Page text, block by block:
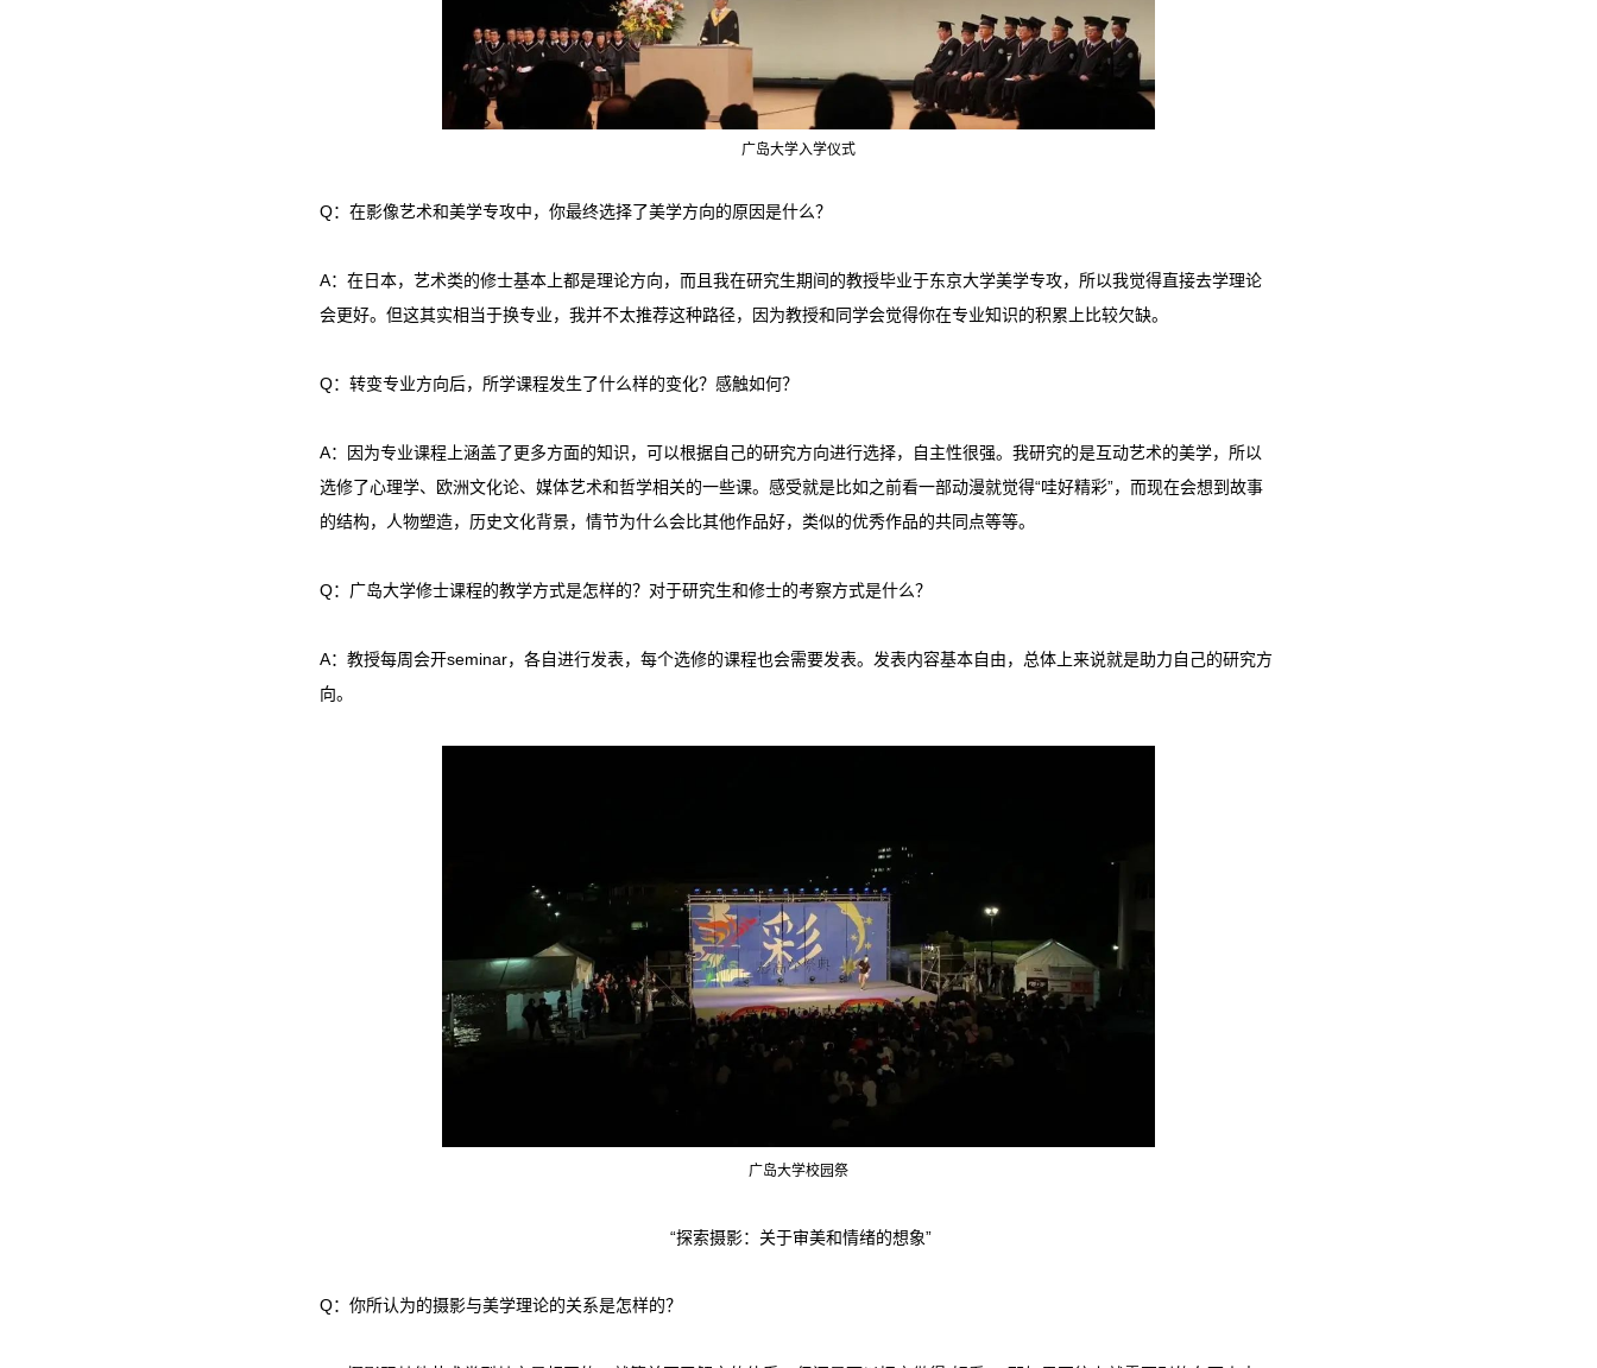
广岛大学入学仪式
Q：在影像艺术和美学专攻中，你最终选择了美学方向的原因是什么？
A：在日本，艺术类的修士基本上都是理论方向，而且我在研究生期间的教授毕业于东京大学美学专攻，所以我觉得直接去学理论
会更好。但这其实相当于换专业，我并不太推荐这种路径，因为教授和同学会觉得你在专业知识的积累上比较欠缺。
Q：转变专业方向后，所学课程发生了什么样的变化？感触如何？
A：因为专业课程上涵盖了更多方面的知识，可以根据自己的研究方向进行选择，自主性很强。我研究的是互动艺术的美学，所以
选修了心理学、欧洲文化论、媒体艺术和哲学相关的一些课。感受就是比如之前看一部动漫就觉得“哇好精彩”，而现在会想到故事
的结构，人物塑造，历史文化背景，情节为什么会比其他作品好，类似的优秀作品的共同点等等。
Q：广岛大学修士课程的教学方式是怎样的？对于研究生和修士的考察方式是什么？
A：教授每周会开seminar，各自进行发表，每个选修的课程也会需要发表。发表内容基本自由，总体上来说就是助力自己的研究方
向。
广岛大学校园祭
“探索摄影：关于审美和情绪的想象”
Q：你所认为的摄影与美学理论的关系是怎样的？